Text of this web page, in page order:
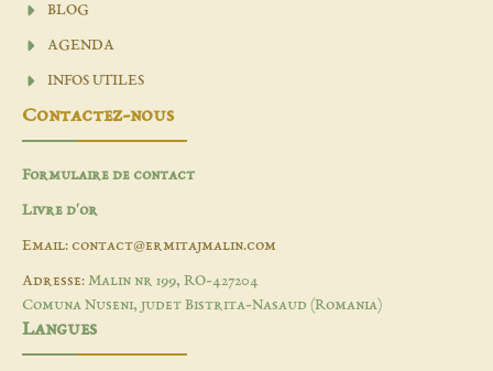
BLOG
AGENDA
INFOS UTILES
Contactez-nous
Formulaire de contact
Livre d'or
Email: contact@ermitajmalin.com
Adresse: Malin nr 199, RO-427204
Comuna Nuseni, judet Bistrita-Nasaud (Romania)
Langues